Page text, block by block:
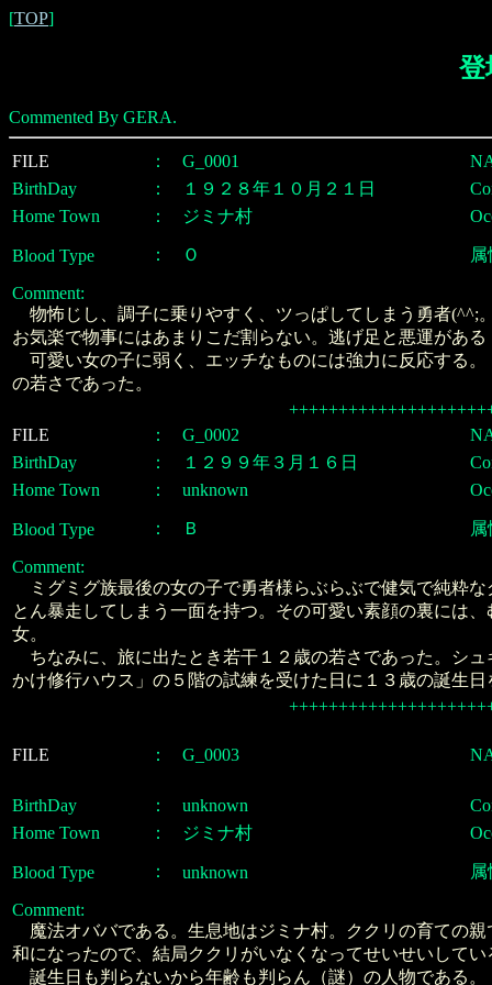
[TOP]
登
Commented By GERA.
FILE ： G_0001
BirthDay
： １９２８年１０月２１日
Home Town
： ジミナ村
Blood Type ： Ｏ 属
Comment:
物怖じし、調子に乗りやすく、ツっぱしてしまう勇者(^^;
お気楽で物事にはあまりこだ割らない。逃げ足と悪運がある
可愛い女の子に弱く、エッチなものには強力に反応する
の若さであった。
FILE
： G_0002
BirthDay
： １２９９年３月１６日
Home Town
： unknown
Blood Type ： Ｂ 属
Comment:
ミグミグ族最後の女の子で勇者様らぶらぶで健気で純粋
とん暴走してしまう一面を持つ。その可愛い素顔の裏には
女。
ちなみに、旅に出たとき若干１２歳の若さであった。シ
かけ修行ハウス」の５階の試練を受けた日に１３歳の誕生日
FILE ： G_0003
BirthDay ： unknown
Home Town
： ジミナ村
Blood Type ： unknown 属
Comment:
魔法オババである。生息地はジミナ村。ククリの育ての
和になったので、結局ククリがいなくなってせいせいしてい
誕生日も判らないから年齢も判らん（謎）の人物である。